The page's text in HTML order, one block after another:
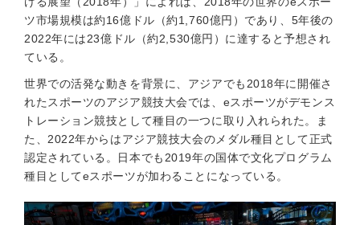
ツ市場規模は約16億ドル（約1,760億円）であり、5年後の
2022年には23億ドル（約2,530億円）に達すると予想され
ている。
世界での活発な動きを背景に、アジアでも2018年に開催さ
れたスポーツのアジア競技大会では、eスポーツがデモンス
トレーション競技として種目の一つに取り入れられた。ま
た、2022年からはアジア競技大会のメダル種目として正式
認定されている。日本でも2019年の国体で文化プログラム
種目としてeスポーツが加わることになっている。